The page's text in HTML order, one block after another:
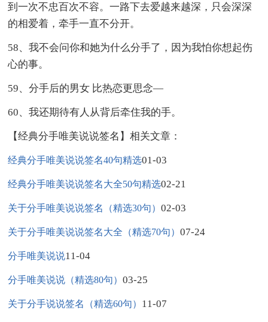
到一次不忠百次不容。一路下去爱越来越深，只会深深
的相爱着，牵手一直不分开。
58、我不会问你和她为什么分手了，因为我怕你想起伤
心的事。
59、分手后的男女 比热恋更思念—
60、我还期待有人从背后牵住我的手。
【经典分手唯美说说签名】相关文章：
经典分手唯美说说签名40句精选01-03
经典分手唯美说说签名大全50句精选02-21
关于分手唯美说说签名（精选30句）02-03
关于分手唯美说说签名大全（精选70句）07-24
分手唯美说说11-04
分手唯美说说（精选80句）03-25
关于分手说说签名（精选60句） 11-07